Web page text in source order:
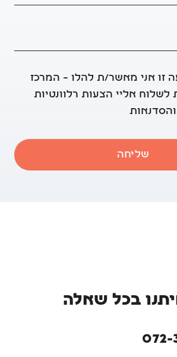
זו אני מאשר/ת להלו – המרכז
לשלוח אליי הצעות רלוונטיות
שליחה
בכל שאלה
072-